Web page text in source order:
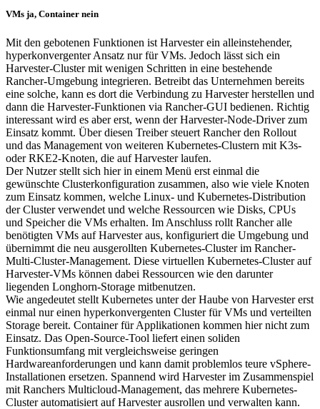
VMs ja, Container nein
Mit den gebotenen Funktionen ist Harvester ein alleinstehender,
hyperkonvergenter Ansatz nur für VMs. Jedoch lässt sich ein
Harvester-Cluster mit wenigen Schritten in eine bestehende
Rancher-Umgebung integrieren. Betreibt das Unternehmen bereits
eine solche, kann es dort die Verbindung zu Harvester herstellen und
dann die Harvester-Funktionen via Rancher-GUI bedienen. Richtig
interessant wird es aber erst, wenn der Harvester-Node-Driver zum
Einsatz kommt. Über diesen Treiber steuert Rancher den Rollout
und das Management von weiteren Kubernetes-Clustern mit K3s-
oder RKE2-Knoten, die auf Harvester laufen.
Der Nutzer stellt sich hier in einem Menü erst einmal die
gewünschte Clusterkonfiguration zusammen, also wie viele Knoten
zum Einsatz kommen, welche Linux- und Kubernetes-Distribution
der Cluster verwendet und welche Ressourcen wie Disks, CPUs
und Speicher die VMs erhalten. Im Anschluss rollt Rancher alle
benötigten VMs auf Harvester aus, konfiguriert die Umgebung und
übernimmt die neu ausgerollten Kubernetes-Cluster im Rancher-
Multi-Cluster-Management. Diese virtuellen Kubernetes-Cluster auf
Harvester-VMs können dabei Ressourcen wie den darunter
liegenden Longhorn-Storage mitbenutzen.
Wie angedeutet stellt Kubernetes unter der Haube von Harvester erst
einmal nur einen hyperkonvergenten Cluster für VMs und verteilten
Storage bereit. Container für Applikationen kommen hier nicht zum
Einsatz. Das Open-Source-Tool liefert einen soliden
Funktionsumfang mit vergleichsweise geringen
Hardwareanforderungen und kann damit problemlos teure vSphere-
Installationen ersetzen. Spannend wird Harvester im Zusammenspiel
mit Ranchers Multicloud-Management, das mehrere Kubernetes-
Cluster automatisiert auf Harvester ausrollen und verwalten kann.